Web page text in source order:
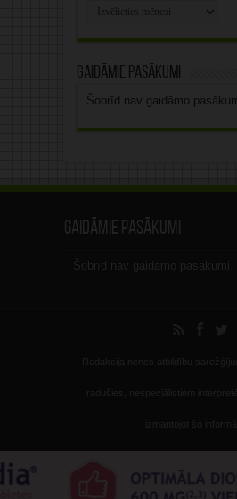
Gaidāmie pasākumi
Šobrīd nav gaidāmo
Gaidāmie pasākumi
Šobrīd nav gaidāmo pasākumi.
Redakcija nenes atbildību